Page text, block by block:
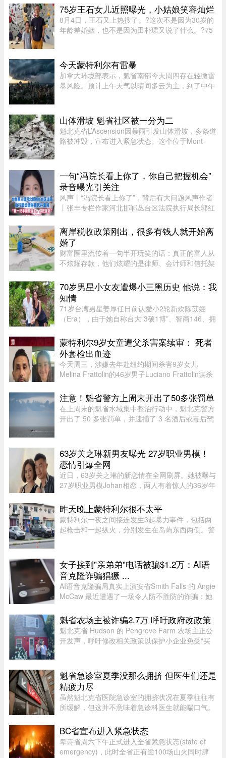
75岁王石女儿近照曝光，小姑娘笑容灿烂
8月4日，王石又上热搜了。?这次不是因为30岁的
年龄差婚姻，也不是因为田朴珺又说了什么。?75
都穿着攀岩装备，在岩壁上 ...
今天蒙特利尔有雷暴
加拿大环境部表示，魁省南部今天周四存在轻微雷
暴风险。预计上午天气以晴间多云为主，到了中午
Mauricie地区下午也有可能受 ...
山体滑坡 魁省社区被一分为二
魁北克省L’Ascension因暴雨引发山体滑坡，多条道
路被冲毁，宣布进入紧急状态。这个位于Mont-
至周一下午，降雨量超过1 ...
一句“冯院长看上你了，你自己把握机会”
录音曝光引关注
风声丨“冯院长看上你了”，背后有大问题风声作者
丨张丰专栏作家河北邯郸丛台区法院执行局长郭红
钱，给我送点钱”，“你长得漂亮……冯院长看上你
了，我可以从中促成，你 ...
离岸税收政策刚出，很多有钱人就开始离
婚了
财富圈里流传着一句半开玩笑的话：真正的富人从
不炫耀存款，他们炫耀的是律师、会计师和信托架
处，轻易不拨。可最近这段日子，笔者听说一个奇
怪的现象——好些身家不菲 ...
70岁男星小女友遭爆小三黑历史 他说：我
知情
71岁台湾男星姜厚任日前认爱小2轮新欢陈苡㛤
（Era），由于她自称台大“3硕1博”、智商146、拥
灵异能，3岁就认出姜厚任，时隔39年“重逢”，彼
此有七世情缘，离奇的相恋 ...
蒙特利尔9岁女童遭父杀害案续审： 死者
外套检出血迹
今天周三，涉嫌去年赴纽约期间杀害9岁女儿
Melina Frattolin的46岁男子Luciano Frattolin谋杀
Luciano Frattolin被控二级谋杀及藏匿尸体，两项
罪名均不认罪，自2025年7月被捕以 ...
注意！魁省警方上周末开出了50多张罚单
在上周末的魁省水域集中整治行动中，魁北克警方
开出了 50 多张罚单，并逮捕了 3 名酒后或毒后驾
内的多支魁省警力在 8 月 1 ...
63岁关之琳新男友曝光 27岁职业男模！
恋情引爆全网
近日，63岁关之琳的新恋情在全网刷屏。她被曝与
27岁职业男模Johan相恋，两人有着惊人的36岁年
认，作为当事人的关之琳却始终保持沉默，既不承
认也不否认，这份淡定态度， ...
昨天晚上蒙特利尔很不太平
蒙特利尔一夜之间接连发生3起暴力事件，包括两
起枪击和一起纵火，分别发生在岛屿东西两侧。警
大道发生枪击。一名嫌疑人 ...
女子接到"亲弟弟"电话被骗$1.2万：AI语
音克隆诈骗猖獗 ...
AI语音克隆骗局真实上演安省Smith Falls 的 Angie
McCaw 最近遭遇了一场令人防不胜防的诈骗：她
叫出了她弟弟的名字，连声音都几乎一模一
样。"电话那头听起来真的就是我 ...
魁省农场主被诈骗2.7万 呼吁政府改政策
魁北克省 Hudson 的 Pengrove Farm 农场主正公
开发声，呼吁修改相关政策以保护小企业免受“买
Cosgrove 和 Matt Penney 夫 ...
魁省急诊室夏季没那么拥挤 但医生们还是
精疲力尽
虽然魁北克省医院急诊室的拥挤状况在夏季往往有
所缓解，但这并不意味着急诊科医生就能喘口气。
Couture 医生指出，近年来急诊医生的工作负担不
断加重，我们再也无法沿用“ ...
BC省宣布进入紧急状态
卑诗省周六下午正式进入全省紧急状态(state of
emergency)，此时全省正有逾100场山火同时肆